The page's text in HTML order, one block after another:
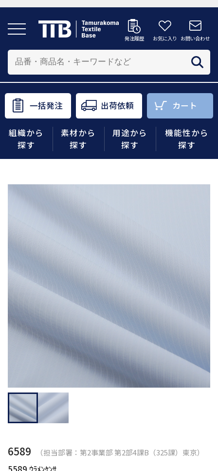
発注履歴 お気に入り お問い合わせ
一括発注 出荷依頼 カート
組織から
探す
素材から
探す
用途から
探す
機能性から
探す
発注履歴 お気に入り お問い合わせ
商品をさがす
組織から探す
機能性から探す
会員様メニュー
ログイ
ン
り
発注履
歴
ご利用ガイ
ド
問い合わせ
大阪本社 〒541-0052 大阪府中央区安土町3-3-9
東京本社 〒150-0001 東京都渋谷区神宮前1-3-10
お問い合わせフォームはこちら
6589 （担当部署：第2事業部 第2部4課B（325課）東京）
カートへ
配送先を追加する
商品を投入する配送先を選択してください。